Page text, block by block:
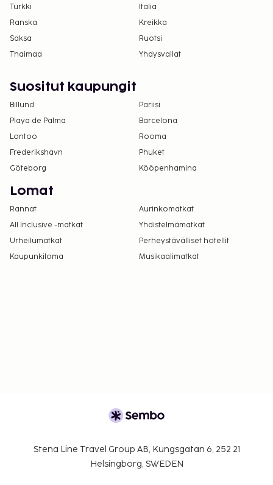
Turkki
Italia
Ranska
Kreikka
Saksa
Ruotsi
Thaimaa
Yhdysvallat
Suositut kaupungit
Billund
Pariisi
Playa de Palma
Barcelona
Lontoo
Rooma
Frederikshavn
Phuket
Göteborg
Kööpenhamina
Lomat
Rannat
Aurinkomatkat
All Inclusive -matkat
Yhdistelmämatkat
Urheilumatkat
Perheystävälliset hotellit
Kaupunkiloma
Musikaalimatkat
Stena Line Travel Group AB, Kungsgatan 6, 252 21
Helsingborg, SWEDEN